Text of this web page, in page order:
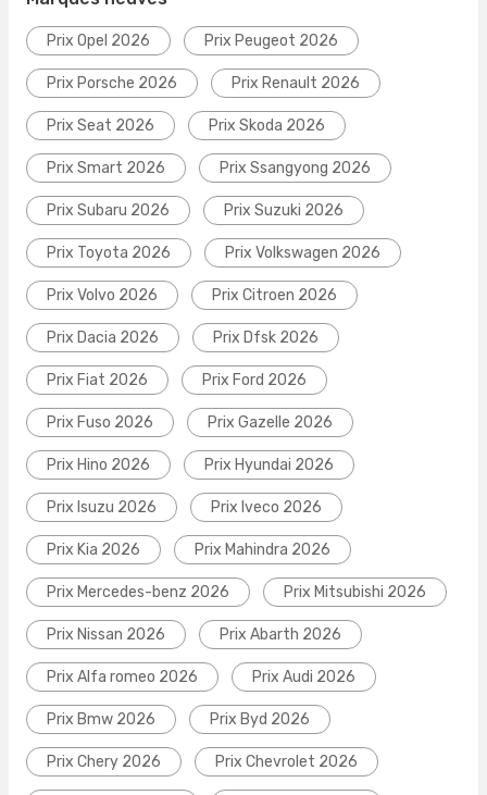
Prix Opel 2026 Prix Peugeot 2026
Prix Porsche 2026 Prix Renault 2026
Prix Seat 2026 Prix Skoda 2026
Prix Smart 2026 Prix Ssangyong 2026
Prix Subaru 2026 Prix Suzuki 2026
Prix Toyota 2026 Prix Volkswagen 2026
Prix Volvo 2026 Prix Citroen 2026
Prix Dacia 2026 Prix Dfsk 2026
Prix Fiat 2026 Prix Ford 2026
Prix Fuso 2026 Prix Gazelle 2026
Prix Hino 2026 Prix Hyundai 2026
Prix Isuzu 2026 Prix Iveco 2026
Prix Kia 2026 Prix Mahindra 2026
Prix Mercedes-benz 2026 Prix Mitsubishi 2026
Prix Nissan 2026 Prix Abarth 2026
Prix Alfa romeo 2026 Prix Audi 2026
Prix Bmw 2026 Prix Byd 2026
Prix Chery 2026 Prix Chevrolet 2026